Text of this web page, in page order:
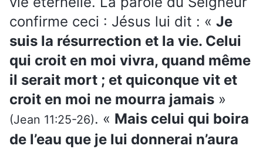
confirme ceci : Jésus lui dit : « Je
suis la résurrection et la vie. Celui
qui croit en moi vivra, quand même
il serait mort ; et quiconque vit et
croit en moi ne mourra jamais »
(Jean 11:25-26). « Mais celui qui boira
de l’eau que je lui donnerai n’aura